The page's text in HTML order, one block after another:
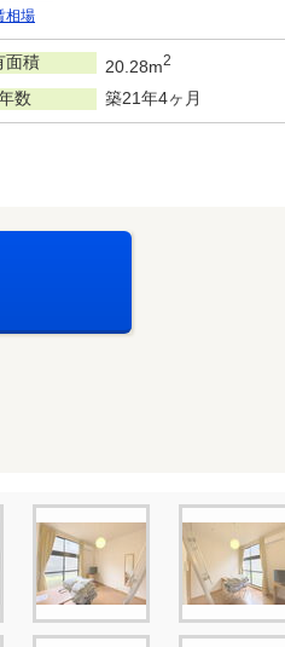
相場
面積 20.28m2
数 築21年4ヶ月